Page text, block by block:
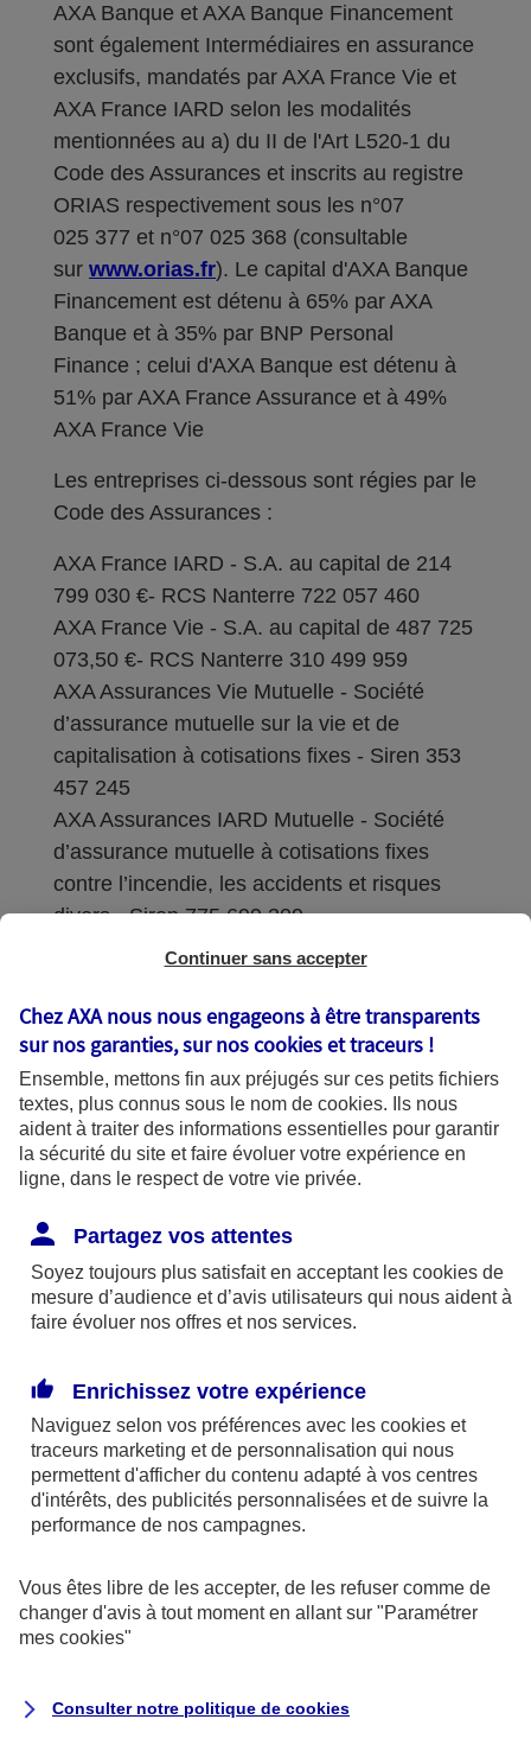
AXA Banque et AXA Banque Financement
sont également Intermédiaires en assurance
exclusifs, mandatés par AXA France Vie et
AXA France IARD selon les modalités
mentionnées au a) du II de l'Art L520-1 du
Code des Assurances et inscrits au registre
ORIAS respectivement sous les n°07
025 377 et n°07 025 368 (consultable
sur www.orias.fr). Le capital d'AXA Banque
Financement est détenu à 65% par AXA
Banque et à 35% par BNP Personal
Finance ; celui d'AXA Banque est détenu à
51% par AXA France Assurance et à 49%
AXA France Vie
Les entreprises ci-dessous sont régies par le
Code des Assurances :
AXA France IARD - S.A. au capital de 214
799 030 €- RCS Nanterre 722 057 460
AXA France Vie - S.A. au capital de 487 725
073,50 €- RCS Nanterre 310 499 959
AXA Assurances Vie Mutuelle - Société
d’assurance mutuelle sur la vie et de
capitalisation à cotisations fixes - Siren 353
457 245
AXA Assurances IARD Mutuelle - Société
d’assurance mutuelle à cotisations fixes
contre l’incendie, les accidents et risques
divers - Siren 775 699 309
Sièges sociaux : 313 Terrasses de l’Arche –
Coordonnées de l'Autorité de contrôle
prudentiel et de résolution (ACPR) : - 4
Place de Budapest - CS 92459 - 75436
Paris Cedex 09. Le détail des procédures de
recours et de réclamation et les
disponibles sur le site axa.fr.
AXA France IARD et AXA France Vie sont
mandataires exclusifs en opérations de
246 et n°13 005 764 (consultable
surwww.orias.fr)
AXA Assistance France Assurances,
S.A au capital de 51 429 430,40 €,
Siège social :
8-10, rue Paul Vaillant Couturier
Continuer sans accepter
Chez AXA nous nous engageons à être transparents
sur nos garanties, sur noscookies et traceurs !
Ensemble, mettons fin aux préjugés sur ces petits fichiers
textes, plus connus sous le nom de cookies. Ils nous
aident à traiter des informations essentielles pour garantir
la sécurité du site et faire évoluer votre expérience en
ligne, dans le respect de votre vie privée.
Partagez vos attentes
Soyez toujours plus satisfait en acceptant les cookies de
mesure d’audience et d’avis utilisateurs qui nous aident à
faire évoluer nos offres et nos services.
Enrichissez votre expérience
Naviguez selon vos préférences avec les cookies et
traceurs marketing et de personnalisation qui nous
permettent d'afficher du contenu adapté à vos centres
d'intérêts, des publicités personnalisées et de suivre la
performance de nos campagnes.
Vous êtes libre de les accepter, de les refuser comme de
changer d'avis à tout moment en allant sur "Paramétrer
mes cookies"
Consulter notre politique de cookies